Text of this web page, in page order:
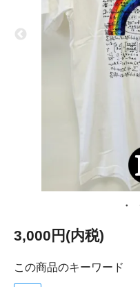
3,000円(内税)
この商品のキーワード